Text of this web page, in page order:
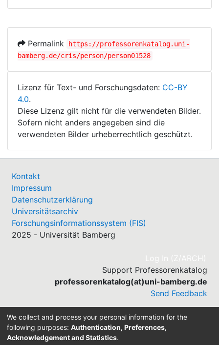
Permalink
https://professorenkatalog.uni-
bamberg.de/cris/person/person01528
Lizenz für Text- und Forschungsdaten: CC-BY
4.0.
Diese Lizenz gilt nicht für die verwendeten Bilder.
Sofern nicht anders angegeben sind die
verwendeten Bilder urheberrechtlich geschützt.
Kontakt
Impressum
Datenschutzerklärung
Universitätsarchiv
Forschungsinformationssystem (FIS)
2025 - Universität Bamberg
Log In (Z/ARCH)
Support Professorenkatalog
professorenkatalog(at)uni-bamberg.de
Send Feedback
Built withDSpace-CRIS software
We collect and process your personal information for the
following purposes: Authentication, Preferences,
Acknowledgement and Statistics.